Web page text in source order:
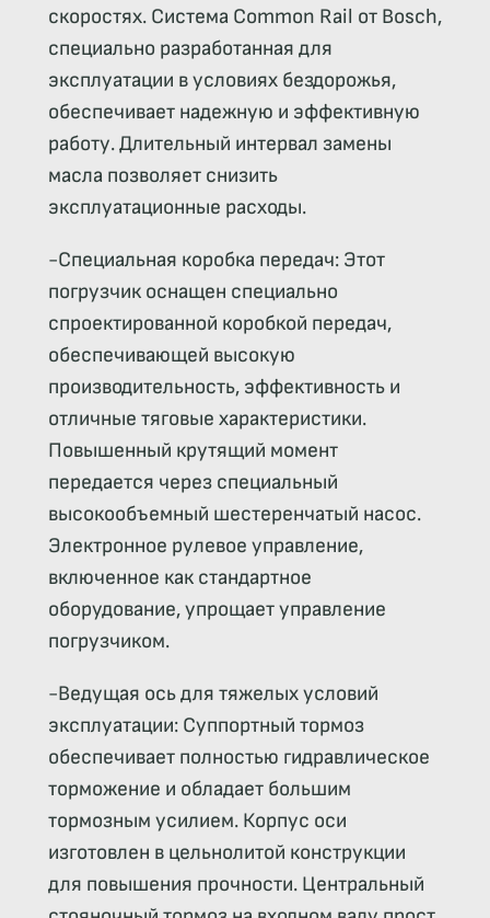
скоростях. Система Common Rail от Bosch,
специально разработанная для
эксплуатации в условиях бездорожья,
обеспечивает надежную и эффективную
работу. Длительный интервал замены
масла позволяет снизить
эксплуатационные расходы.
-Специальная коробка передач: Этот
погрузчик оснащен специально
спроектированной коробкой передач,
обеспечивающей высокую
производительность, эффективность и
отличные тяговые характеристики.
Повышенный крутящий момент
передается через специальный
высокообъемный шестеренчатый насос.
Электронное рулевое управление,
включенное как стандартное
оборудование, упрощает управление
погрузчиком.
-Ведущая ось для тяжелых условий
эксплуатации: Суппортный тормоз
обеспечивает полностью гидравлическое
торможение и обладает большим
тормозным усилием. Корпус оси
изготовлен в цельнолитой конструкции
для повышения прочности. Центральный